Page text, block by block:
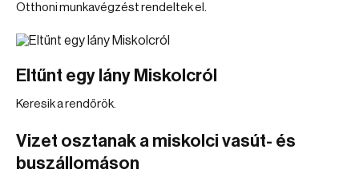
Otthoni munkavégzést rendeltek el.
Eltűnt egy lány Miskolcról
Keresik a rendőrök.
Vizet osztanak a miskolci vasút- és
buszállomáson